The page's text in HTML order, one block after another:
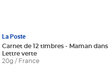
La Poste
Carnet de 12 timbres - Maman
Lettre verte
20g / France